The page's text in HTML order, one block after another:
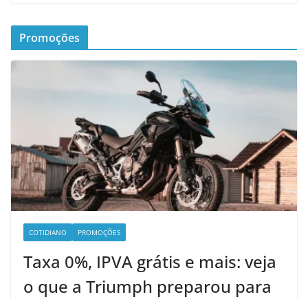
Promoções
COTIDIANO PROMOÇÕES
Taxa 0%, IPVA grátis e mais: veja
o que a Triumph preparou para